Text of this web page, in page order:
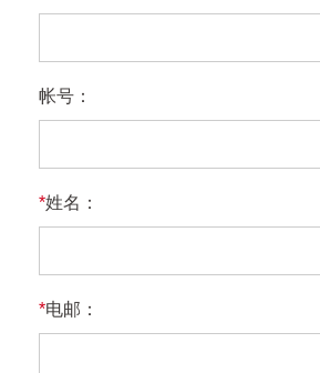
帐号：
*姓名：
*电邮：